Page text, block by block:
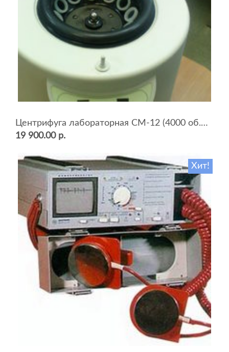
Центрифуга лабораторная СМ-12 (4000 об.мин, 12 пробирок)
19 900.00 р.
Хит!